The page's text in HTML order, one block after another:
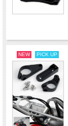
NEW PICK UP